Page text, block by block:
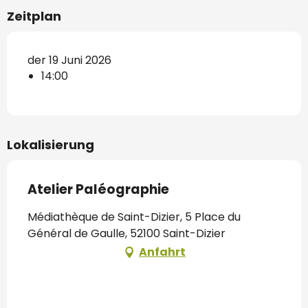
Zeitplan
der 19 Juni 2026
14:00
Lokalisierung
Atelier Paléographie
Médiathèque de Saint-Dizier, 5 Place du
Général de Gaulle, 52100 Saint-Dizier
Anfahrt